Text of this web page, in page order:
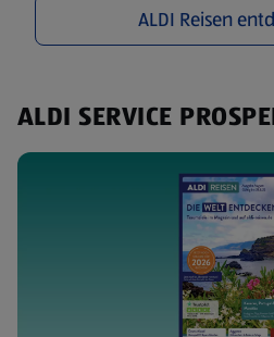
ALDI Reisen
ALDI SERVICE